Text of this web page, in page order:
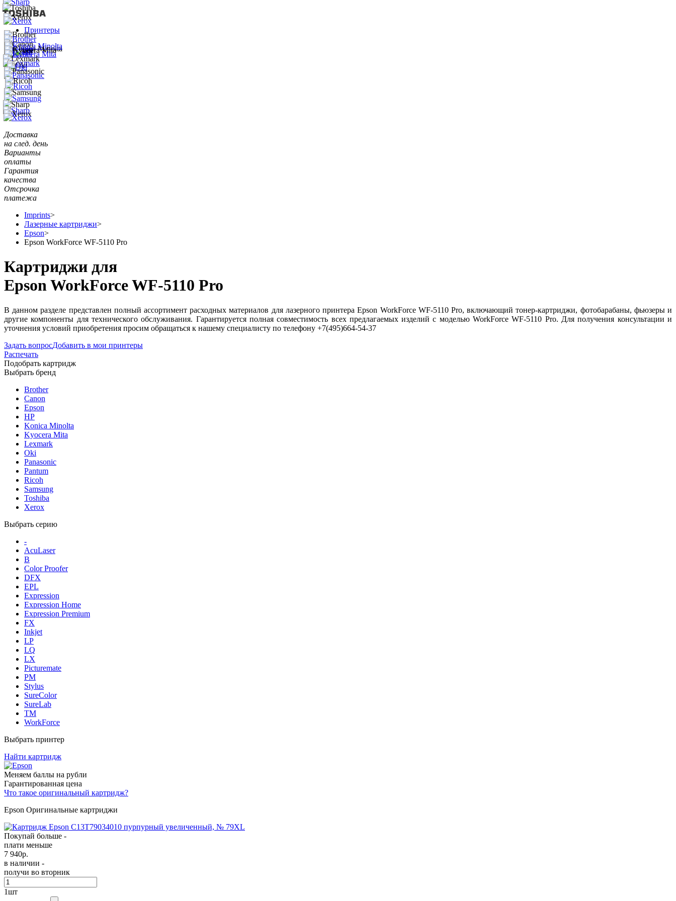
Принтеры
Доставка
на след. день
Варианты
оплаты
Гарантия
качества
Отсрочка
платежа
Imprints>
Лазерные картриджи>
Epson>
Epson WorkForce WF-5110 Pro
Картриджи для
Epson WorkForce WF-5110 Pro
В данном разделе представлен полный ассортимент расходных материалов для лазерного принтера Epson WorkForce WF-5110 Pro, включающий тонер-картриджи, фотобарабаны, фьюзеры и
другие компоненты для технического обслуживания. Гарантируется полная совместимость всех предлагаемых изделий с моделью WorkForce WF-5110 Pro. Для получения консультации и
уточнения условий приобретения просим обращаться к нашему специалисту по телефону +7(495)664-54-37
Задать вопросДобавить в мои принтеры
Распечать
Подобрать картридж
Выбрать бренд
Brother
Canon
Epson
HP
Konica Minolta
Kyocera Mita
Lexmark
Oki
Panasonic
Pantum
Ricoh
Samsung
Toshiba
Xerox
Выбрать серию
-
AcuLaser
B
Color Proofer
DFX
EPL
Expression
Expression Home
Expression Premium
FX
Inkjet
LP
LQ
LX
Picturemate
PM
Stylus
SureColor
SureLab
TM
WorkForce
Выбрать принтер
Найти картридж
Меняем баллы на рубли
Гарантированная цена
Что такое оригинальный картридж?
Epson Оригинальные картриджи
Покупай больше -
плати меньше
7 940р.
в наличии -
получи во вторник
1шт